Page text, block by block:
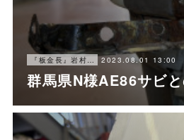
『板金長』岩村ブログ 2023.08.01 13:00
群馬県N様AE86サビと